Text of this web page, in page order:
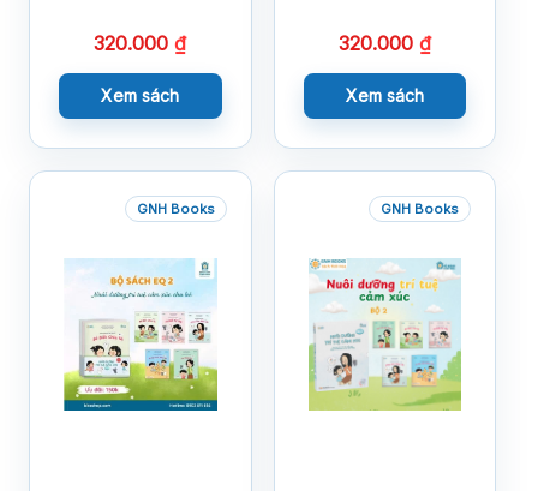
320.000₫
Xem sách
320.000 ₫
Xem sách
GNH Books GNH Books